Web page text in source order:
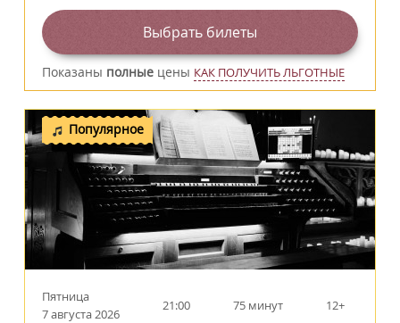
Выбрать билеты
Показаны полные цены КАК ПОЛУЧИТЬ ЛЬГОТНЫЕ
Популярное
Пятница
7 августа 2026
21:00 75 минут 12+